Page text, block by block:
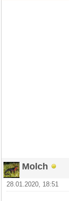
Molch
28.01.2020, 18:51